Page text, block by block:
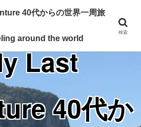
the world from my 40's
Last
40代か
40代からの世界一周旅
around the world
検索